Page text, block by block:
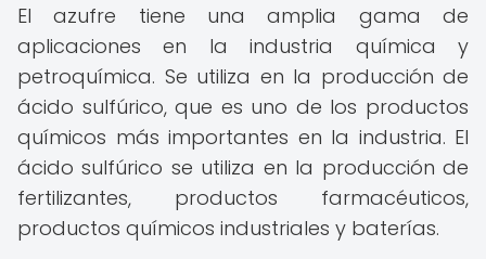
El azufre tiene una amplia gama de
aplicaciones en la industria química y
petroquímica. Se utiliza en la producción de
ácido sulfúrico, que es uno de los productos
químicos más importantes en la industria. El
ácido sulfúrico se utiliza en la producción de
fertilizantes, productos farmacéuticos,
productos químicos industriales y baterías.